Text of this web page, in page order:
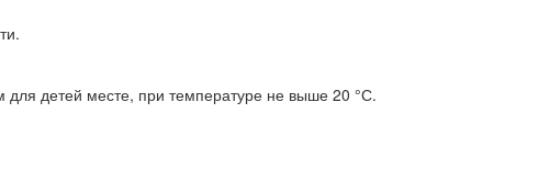
детей месте, при температуре не выше 20 °С.